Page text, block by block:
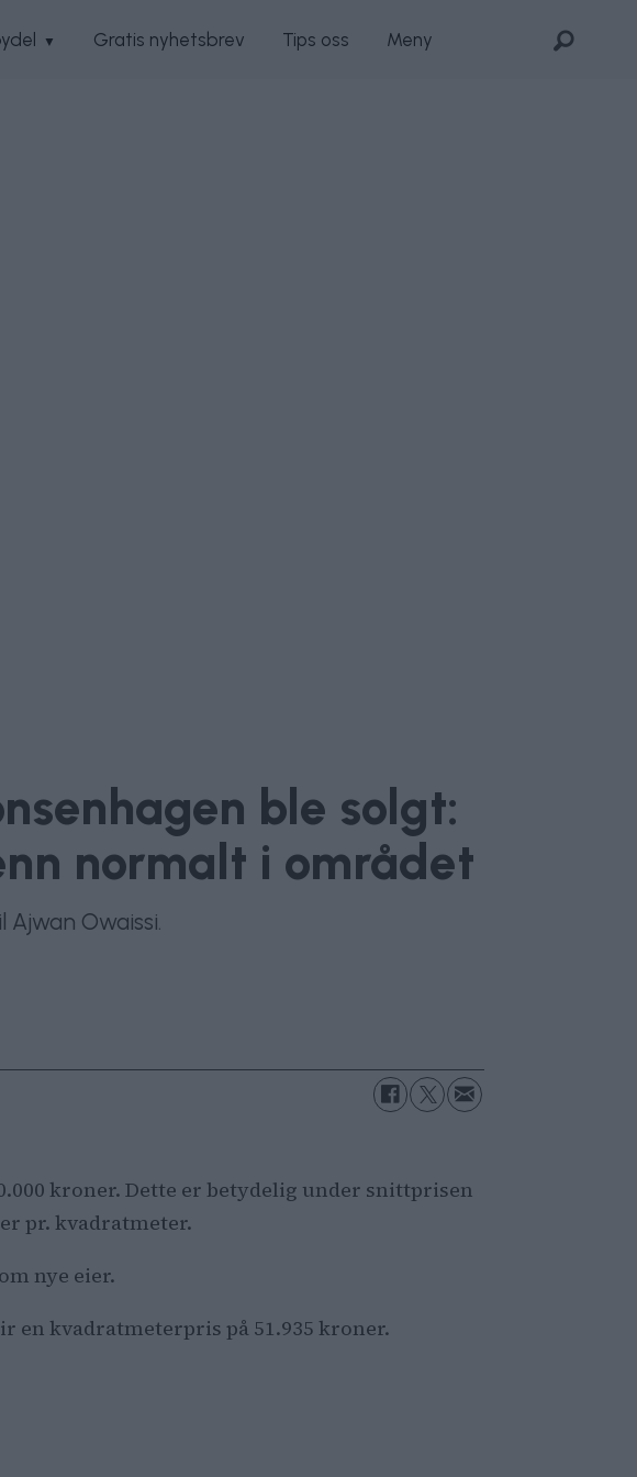
Gratis nyhetsbrev Tips oss Meny
ble solgt:
normalt i området
Owaissi.
kroner. Dette er betydelig under snittprisen
pr. kvadratmeter.
nye eier.
en kvadratmeterpris på 51.935 kroner.